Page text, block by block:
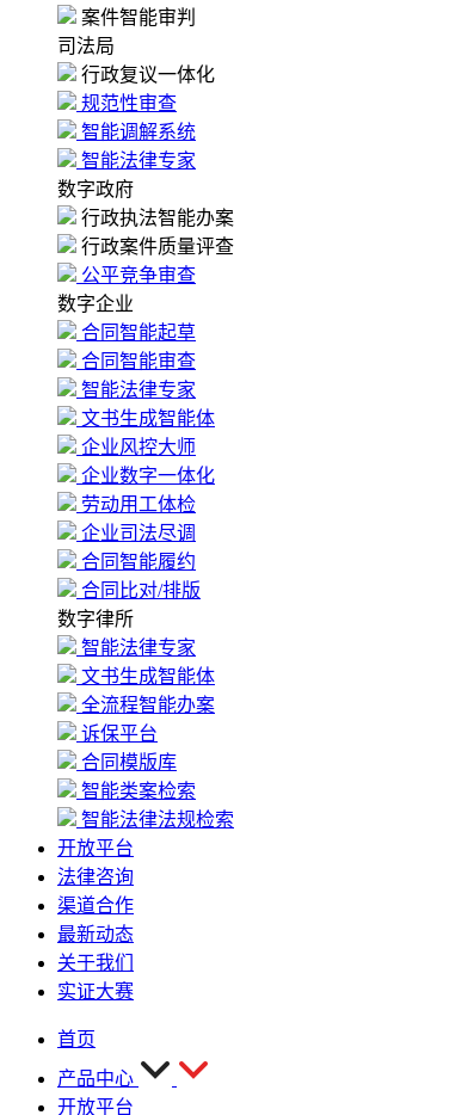
案件智能审判
司法局
行政复议一体化
规范性审查
智能调解系统
智能法律专家
数字政府
行政执法智能办案
行政案件质量评查
公平竞争审查
数字企业
合同智能起草
合同智能审查
智能法律专家
文书生成智能体
企业风控大师
企业数字一体化
劳动用工体检
企业司法尽调
合同智能履约
合同比对/排版
数字律所
智能法律专家
文书生成智能体
全流程智能办案
诉保平台
合同模版库
智能类案检索
智能法律法规检索
开放平台
法律咨询
渠道合作
最新动态
关于我们
实证大赛
首页
产品中心
开放平台